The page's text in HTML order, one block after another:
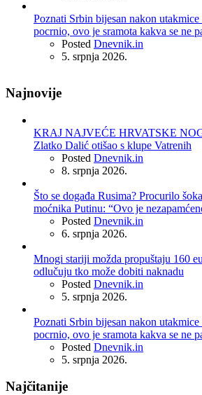
Poznati Srbin bijesan nakon
pocrnio, ovo je sramota kakva se ne
Posted Dnevnik.in
5. srpnja 2026.
Najnovije
KRAJ NAJVEĆE HRVATSKE
Zlatko Dalić otišao s klupe Vatrenih
Posted Dnevnik.in
8. srpnja 2026.
Što se događa Rusima? Procurilo
moćnika Putinu: “Ovo je
Posted Dnevnik.in
6. srpnja 2026.
Mnogi stariji možda propuštaju 160
odlučuju tko može dobiti naknadu
Posted Dnevnik.in
5. srpnja 2026.
Poznati Srbin bijesan nakon
pocrnio, ovo je sramota kakva se ne
Posted Dnevnik.in
5. srpnja 2026.
Najčitanije